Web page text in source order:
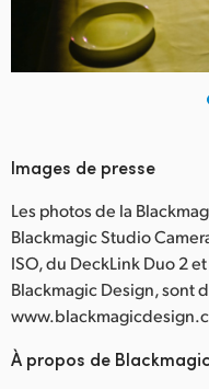
Images de presse
Les photos de la
Blackmagic Studio
ISO, du DeckLink Duo 2
Blackmagic Design, sont
À propos de